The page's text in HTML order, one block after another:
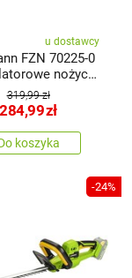
u dostawcy
FZN 70225-0
nożyce
319,99 zł
284,99zł
koszyka
-24%